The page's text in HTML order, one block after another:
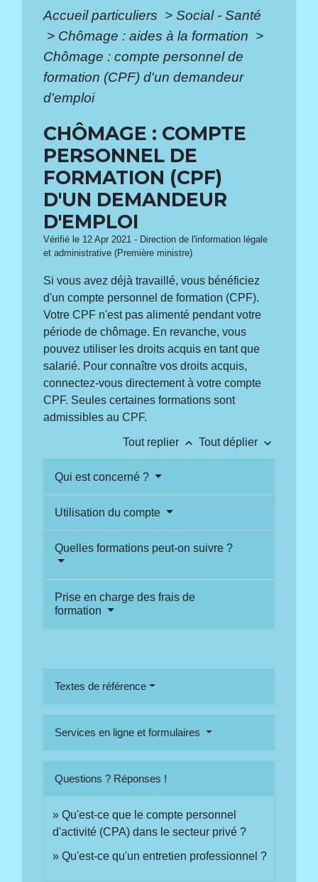
Accueil particuliers > Social - Santé
> Chômage : aides à la formation >
Chômage : compte personnel de
formation (CPF) d'un demandeur
d'emploi
CHÔMAGE : COMPTE
PERSONNEL DE
FORMATION (CPF)
D'UN DEMANDEUR
D'EMPLOI
Vérifié le 12 Apr 2021 - Direction de l'information légale
et administrative (Première ministre)
Si vous avez déjà travaillé, vous bénéficiez
d'un compte personnel de formation (CPF).
Votre CPF n'est pas alimenté pendant votre
période de chômage. En revanche, vous
pouvez utiliser les droits acquis en tant que
salarié. Pour connaître vos droits acquis,
connectez-vous directement à votre compte
CPF. Seules certaines formations sont
admissibles au CPF.
Tout replier keyboard_arrow_up Tout déplier keyboard_arrow_down
Qui est concerné ?
Utilisation du compte
Quelles formations peut-on suivre ?
Prise en charge des frais de
formation
Textes de référence
Services en ligne et formulaires
Questions ? Réponses !
Qu'est-ce que le compte personnel
d'activité (CPA) dans le secteur privé ?
Qu'est-ce qu'un entretien professionnel ?